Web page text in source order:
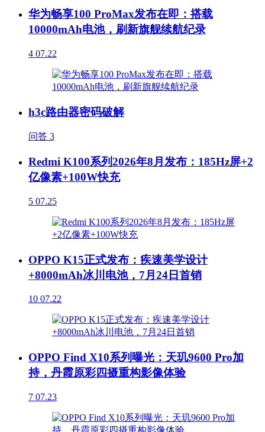
华为畅享100 ProMax发布在即：搭载
10000mAh电池，刷新旗舰续航纪录
4 07.22
h3c路由器密码破解
问答 3
Redmi K100系列2026年8月发布：185Hz屏+2
亿像素+100W快充
5 07.25
OPPO K15正式发布：疾速美学设计
+8000mAh冰川电池，7月24日首销
10 07.22
OPPO Find X10系列曝光：天玑9600 Pro加
持，丹霞原彩四摄重构影像体验
7 07.23